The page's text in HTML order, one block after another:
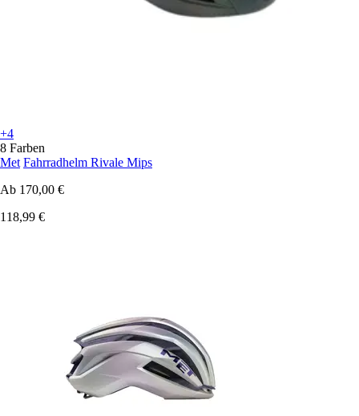
+4
8 Farben
Met Fahrradhelm Rivale Mips
Ab 170,00 €
118,99 €